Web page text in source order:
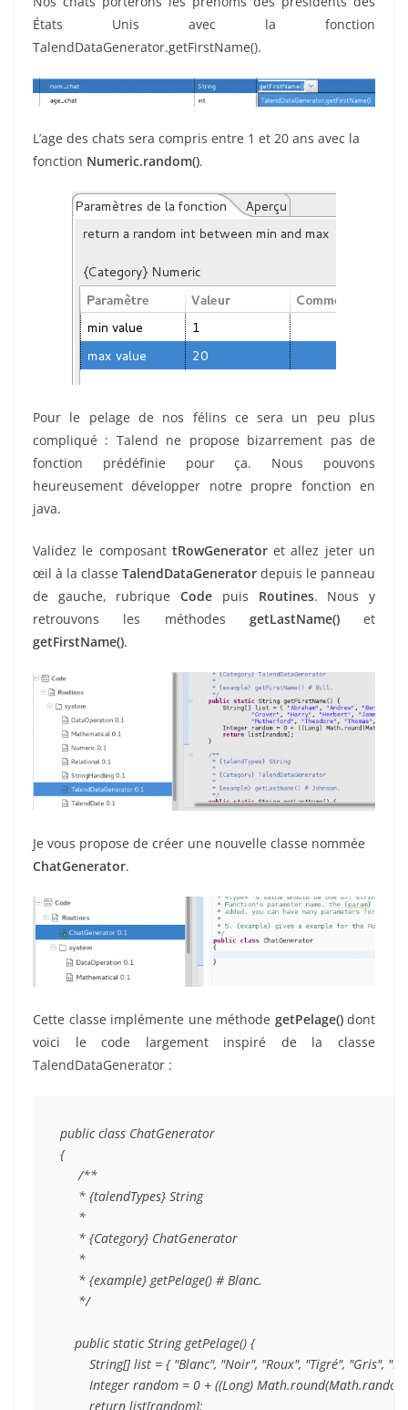
États Unis avec la fonction
TalendDataGenerator.getFirstName().
L’age des chats sera compris entre 1 et 20 ans avec la
fonction Numeric.random().
Pour le pelage de nos félins ce sera un peu plus
compliqué : Talend ne propose bizarrement pas de
fonction prédéfinie pour ça. Nous pouvons
heureusement développer notre propre fonction en
java.
Validez le composant tRowGeneratoret allez jeter un
œil à la classe TalendDataGenerator depuis le panneau
de gauche, rubriqueCode puis Routines. Nous y
retrouvons les méthodes getLastName()et
getFirstName().
Je vous propose de créer une nouvelle classe nommée
ChatGenerator.
Cette classe implémente une méthode getPelage()dont
voici le code largement inspiré de la classe
TalendDataGenerator :
public class ChatGenerator
{
/**
* {talendTypes} String
*
* {Category} ChatGenerator
*
* {example} getPelage() # Blanc.
*/
public static String getPelage() {
String[] list = { "Blanc", "Noir", "Roux", "Tigré", "Gris",
Integer random = 0 + ((Long)
return list[random];